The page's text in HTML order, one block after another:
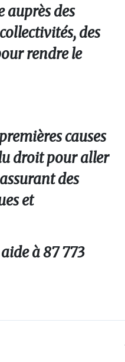
auprès des
des
rendre le
causes
droit pour aller
des
et
à 87 773